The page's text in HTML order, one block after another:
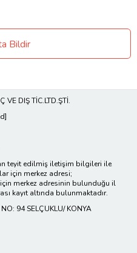
Bildir
VE DIŞ TİC.LTD.ŞTİ.
teyit edilmiş iletişim bilgileri ile
için merkez adresi;
merkez adresinin bulunduğu il
kayıt altında bulunmaktadır.
94 SELÇUKLU/ KONYA